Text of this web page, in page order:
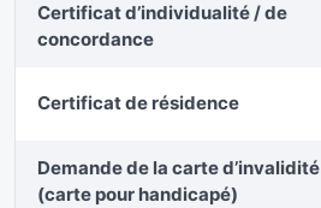
Certificat d’individualité / de
concordance
Certificat de résidence
Demande de la carte d’invalidité
(carte pour handicapé)